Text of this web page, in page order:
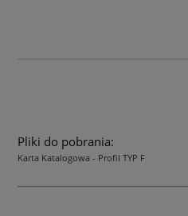
Pliki do pobrania:
Karta Katalogowa - Profil TYP F